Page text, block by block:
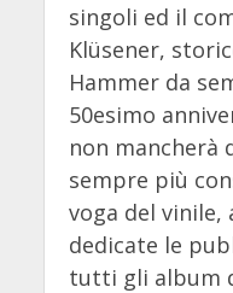
singoli ed il
Klüsener,
Hammer da
50esimo
non mancherà
sempre più
voga del vinile,
dedicate le
tutti gli album